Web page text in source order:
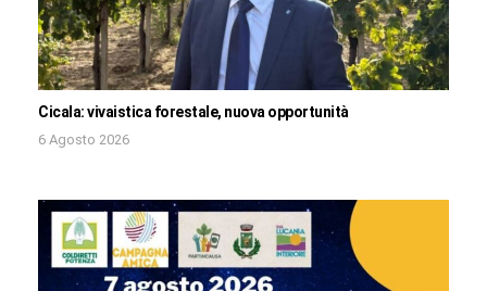
Cicala: vivaistica forestale, nuova opportunità
6 Agosto 2026